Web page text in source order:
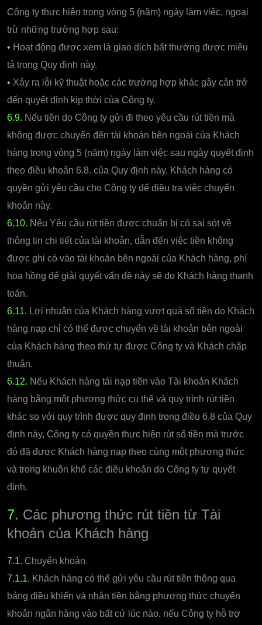
Công ty thực hiện trong vòng 5 (năm) ngày làm việc, ngoại
trừ những trường hợp sau:
• Hoạt động được xem là giao dịch bất thường được miêu
tả trong Quy định này.
• Xảy ra lỗi kỹ thuật hoặc các trường hợp khác gây cản trở
đến quyết định kịp thời của Công ty.
6.9. Nếu tiền do Công ty gửi đi theo yêu cầu rút tiền mà
không được chuyển đến tài khoản bên ngoài của Khách
hàng trong vòng 5 (năm) ngày làm việc sau ngày quyết định
theo điều khoản 6.8. của Quy định này, Khách hàng có
quyền gửi yêu cầu cho Công ty để điều tra việc chuyển
khoản này.
6.10. Nếu Yêu cầu rút tiền được chuẩn bị có sai sót về
thông tin chi tiết của tài khoản, dẫn đến việc tiền không
được ghi có vào tài khoản bên ngoài của Khách hàng, phí
hoa hồng để giải quyết vấn đề này sẽ do Khách hàng thanh
toán.
6.11. Lợi nhuận của Khách hàng vượt quá số tiền do Khách
hàng nạp chỉ có thể được chuyển về tài khoản bên ngoài
của Khách hàng theo thứ tự được Công ty và Khách chấp
thuận.
6.12. Nếu Khách hàng tái nạp tiền vào Tài khoản Khách
hàng bằng một phương thức cụ thể và quy trình rút tiền
khác so với quy trình được quy định trong điều 6.8 của Quy
định này, Công ty có quyền thực hiện rút số tiền mà trước
đó đã được Khách hàng nạp theo cùng một phương thức
và trong khuôn khổ các điều khoản do Công ty tự quyết
định.
7. Các phương thức rút tiền từ Tài
khoản của Khách hàng
7.1. Chuyển khoản.
7.1.1. Khách hàng có thể gửi yêu cầu rút tiền thông qua
bảng điều khiển và nhận tiền bằng phương thức chuyển
khoản ngân hàng vào bất cứ lúc nào, nếu Công ty hỗ trợ